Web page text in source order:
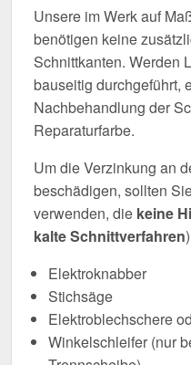
Unsere im Werk auf
benötigen keine
Schnittkanten. Werden
bauseitig durchgeführt,
Nachbehandlung der
Reparaturfarbe.
Um die Verzinkung an
beschädigen, sollten
verwenden, die keine
kalte Schnittverfahren
Elektroknabber
Stichsäge
Elektroblechschere
Winkelschleifer (nur